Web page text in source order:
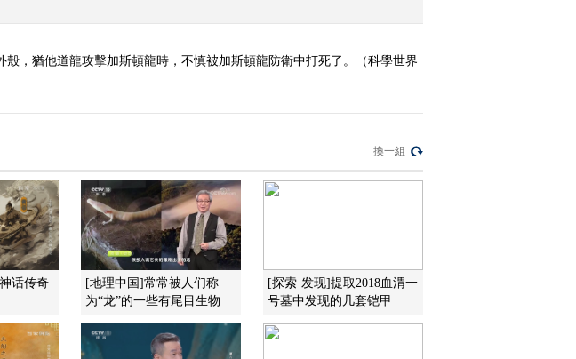
，猶他道龍攻擊加斯頓龍時，不慎被加斯頓龍防衛中打死了。（科學世界
換一組
话传奇·
[地理中国]常常被人们称
为“龙”的一些有尾目生物
[探索·发现]提取2018血渭一
号墓中发现的几套铠甲